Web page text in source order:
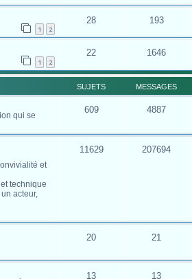
1 2
28 193
1 2
22 1646
SUJETS MESSAGES
qui se
609 4887
et
technique
acteur,
11629 207694
20 21
13 13